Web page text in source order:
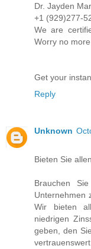
Dr. Jayden
+1 (929)277-
We are
Worry no
Get your
Reply
Unknown
Bieten Sie
Brauchen
Unternehmen
Wir bieten
niedrigen
geben, den